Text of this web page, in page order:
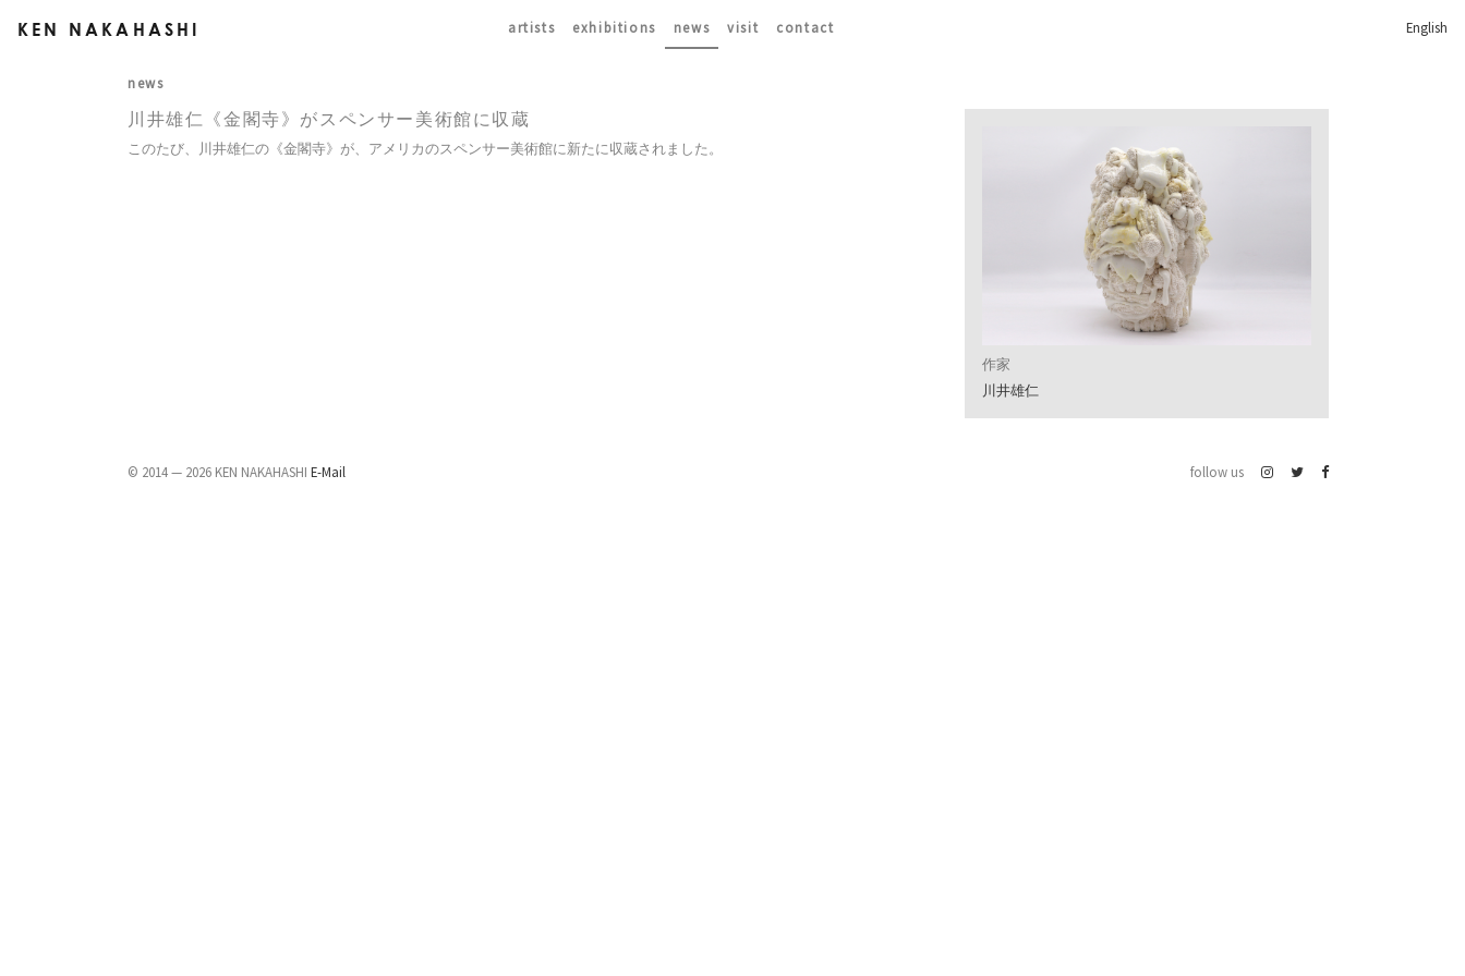
KEN NAKAHASHI artists exhibitions news visit contact English
news
川井雄仁《金閣寺》がスペンサー美術館に収蔵
このたび、川井雄仁の《金閣寺》が、アメリカのスペンサー美術館に新たに収蔵されました。
作家
川井雄仁
© 2014 — 2026 KEN NAKAHASHI E-Mail follow us